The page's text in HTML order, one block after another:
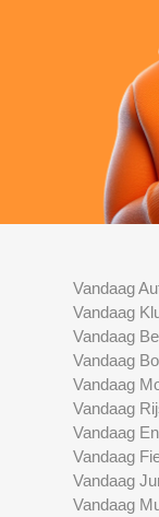
Vandaag
Vandaag
Vandaag
Vandaag
Vandaag
Vandaag
Vandaag
Vandaag
Vandaag
Vandaag